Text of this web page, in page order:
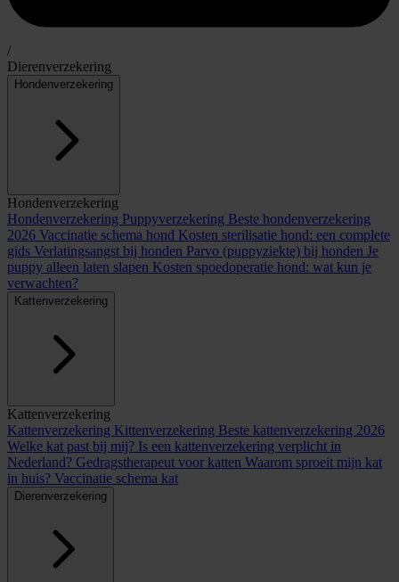
/
Dierenverzekering
Hondenverzekering
Hondenverzekering
Hondenverzekering Puppyverzekering Beste hondenverzekering
2026 Vaccinatie schema hond Kosten sterilisatie hond: een complete
gids Verlatingsangst bij honden Parvo (puppyziekte) bij honden Je
puppy alleen laten slapen Kosten spoedoperatie hond: wat kun je
verwachten?
Kattenverzekering
Kattenverzekering
Kattenverzekering Kittenverzekering Beste kattenverzekering 2026
Welke kat past bij mij? Is een kattenverzekering verplicht in
Nederland? Gedragstherapeut voor katten Waarom sproeit mijn kat
in huis? Vaccinatie schema kat
Dierenverzekering